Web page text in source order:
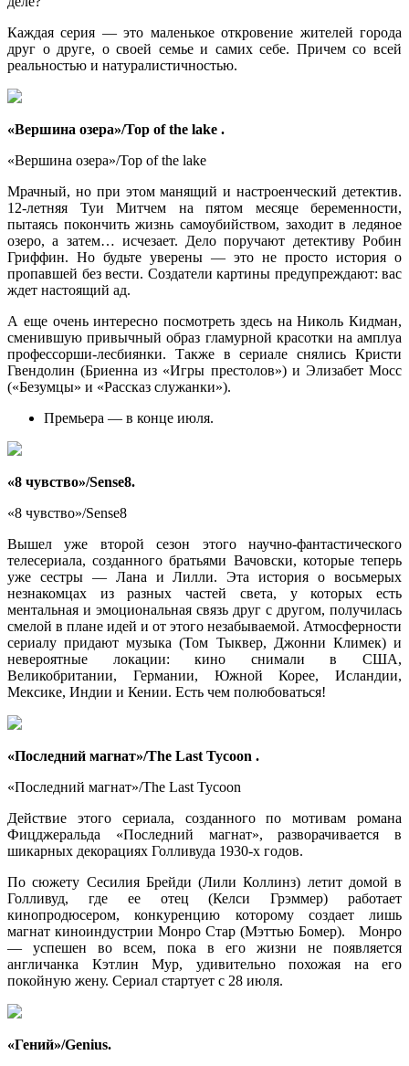
Каждая серия — это маленькое откровение жителей города
друг о друге, о своей семье и самих себе. Причем со всей
реальностью и натуралистичностью.
«Вершина озера»/Top of the lake .
«Вершина озера»/Top of the lake
Мрачный, но при этом манящий и настроенческий детектив.
12-летняя Туи Митчем на пятом месяце беременности,
пытаясь покончить жизнь самоубийством, заходит в ледяное
озеро, а затем… исчезает. Дело поручают детективу Робин
Гриффин. Но будьте уверены — это не просто история о
пропавшей без вести. Создатели картины предупреждают: вас
ждет настоящий ад.
А еще очень интересно посмотреть здесь на Николь Кидман,
сменившую привычный образ гламурной красотки на амплуа
профессорши-лесбиянки. Также в сериале снялись Кристи
Гвендолин (Бриенна из «Игры престолов») и Элизабет Мосс
(«Безумцы» и «Рассказ служанки»).
Премьера — в конце июля.
«8 чувство»/Sense8.
«8 чувство»/Sense8
Вышел уже второй сезон этого научно-фантастического
телесериала, созданного братьями Вачовски, которые теперь
уже сестры — Лана и Лилли. Эта история о восьмерых
незнакомцах из разных частей света, у которых есть
ментальная и эмоциональная связь друг с другом, получилась
смелой в плане идей и от этого незабываемой. Атмосферности
сериалу придают музыка (Том Тыквер, Джонни Климек) и
невероятные локации: кино снимали в США,
Великобритании, Германии, Южной Корее, Исландии,
Мексике, Индии и Кении. Есть чем полюбоваться!
«Последний магнат»/The Last Tycoon .
«Последний магнат»/The Last Tycoon
Действие этого сериала, созданного по мотивам романа
Фицджеральда «Последний магнат», разворачивается в
шикарных декорациях Голливуда 1930-х годов.
По сюжету Сесилия Брейди (Лили Коллинз) летит домой в
Голливуд, где ее отец (Келси Грэммер) работает
кинопродюсером, конкуренцию которому создает лишь
магнат киноиндустрии Монро Стар (Мэттью Бомер). Монро
— успешен во всем, пока в его жизни не появляется
англичанка Кэтлин Мур, удивительно похожая на его
покойную жену. Сериал стартует с 28 июля.
«Гений»/Genius.